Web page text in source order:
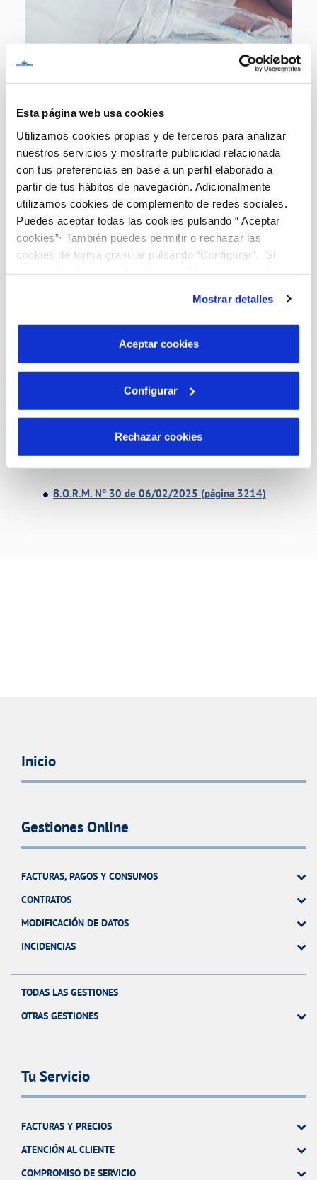
Esta página web usa cookies
Utilizamos cookies propias y de terceros para analizar
nuestros servicios y mostrarte publicidad relacionada
con tus preferencias en base a un perfil elaborado a
partir de tus hábitos de navegación. Adicionalmente
utilizamos cookies de complemento de redes sociales.
Puedes aceptar todas las cookies pulsando “ Aceptar
cookies”· También puedes permitir o rechazar las
cookies de forma granular pulsando “Configurar”. Si
son indispensables para que el sitio web funcione y que
por tanto no se pueden desactivar. Puedes consultar
más información en nuestraPolítica de Cookies
Mostrar detalles
Aceptar cookies
Configurar
Rechazar cookies
ORDENANZA REGULADORA DE LAS TARIFAS DE AGUA,
ALCANTARILLADO Y CONSERVACIÓN DEL CONTADOR
Aprobado en el Pleno del Excmo. Ayuntamiento de Murcia,
el 31 de julio de 2019, publicado en el B.O.R.M. nº 185 de
fecha 12/08/2019 y añadidas correcciones en el B.O.R.M. nº
25111)
B.O.R.M. Nº 212/5589 de-13/09/2019 (página
Aprobado en el Pleno del Excmo. Ayuntamiento de Murcia,
el 31 de enero de 2025 y publicado en el B.O.R.M. nº 30 de
fecha 06/02/2025:
B.O.R.M. Nº 30 de 06/02/2025 (página 3214)
Inicio
Gestiones Online
FACTURAS, PAGOS Y CONSUMOS
CONTRATOS
MODIFICACIÓN DE DATOS
INCIDENCIAS
TODAS LAS GESTIONES
OTRAS GESTIONES
Tu Servicio
FACTURAS Y PRECIOS
ATENCIÓN AL CLIENTE
COMPROMISO DE SERVICIO